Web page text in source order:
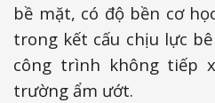
bề mặt, có độ bền cơ
trong kết cấu chịu lực
công trình không tiếp
trường ẩm ướt.